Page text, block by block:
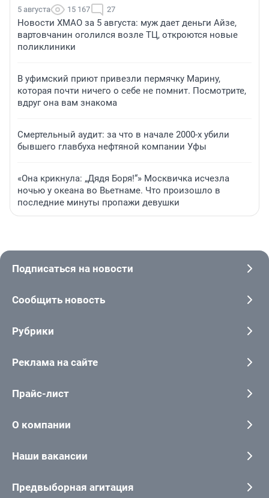
5 августа 15 167 27
Новости ХМАО за 5 августа: муж дает деньги Айзе,
вартовчанин оголился возле ТЦ, откроются новые
поликлиники
В уфимский приют привезли пермячку Марину,
которая почти ничего о себе не помнит. Посмотрите,
вдруг она вам знакома
Смертельный аудит: за что в начале 2000-х убили
бывшего главбуха нефтяной компании Уфы
«Она крикнула: „Дядя Боря!“» Москвичка исчезла
ночью у океана во Вьетнаме. Что произошло в
последние минуты пропажи девушки
Подписаться на новости
Сообщить новость
Рубрики
Реклама на сайте
Прайс-лист
О компании
Наши вакансии
Предвыборная агитация